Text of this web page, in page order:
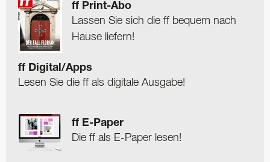
ff Print-Abo
Lassen Sie sich die ff bequem nach
Hause liefern!
ff Digital/Apps
Lesen Sie die ff als digitale Ausgabe!
ff E-Paper
Die ff als E-Paper lesen!